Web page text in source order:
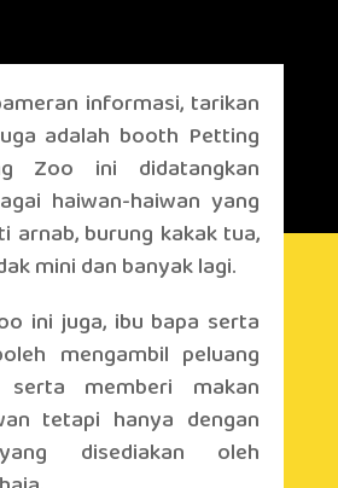
informasi, tarikan
adalah booth Petting
Zoo ini didatangkan
haiwan-haiwan yang
arnab, burung kakak tua,
mini dan banyak lagi.
ini juga, ibu bapa serta
mengambil peluang
serta memberi makan
tetapi hanya dengan
disediakan oleh